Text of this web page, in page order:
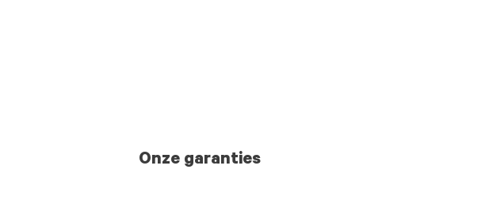
Onze garanties